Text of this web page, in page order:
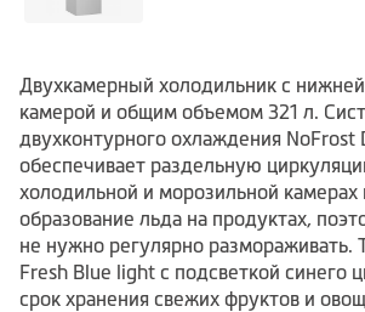
Двухкамерный холодильник с
камерой и общим объемом 321 л.
двухконтурного охлаждения NoFrost
обеспечивает раздельную
холодильной и морозильной
образование льда на продуктах,
не нужно регулярно размораживать.
Fresh Blue light с подсветкой синего
срок хранения свежих фруктов и